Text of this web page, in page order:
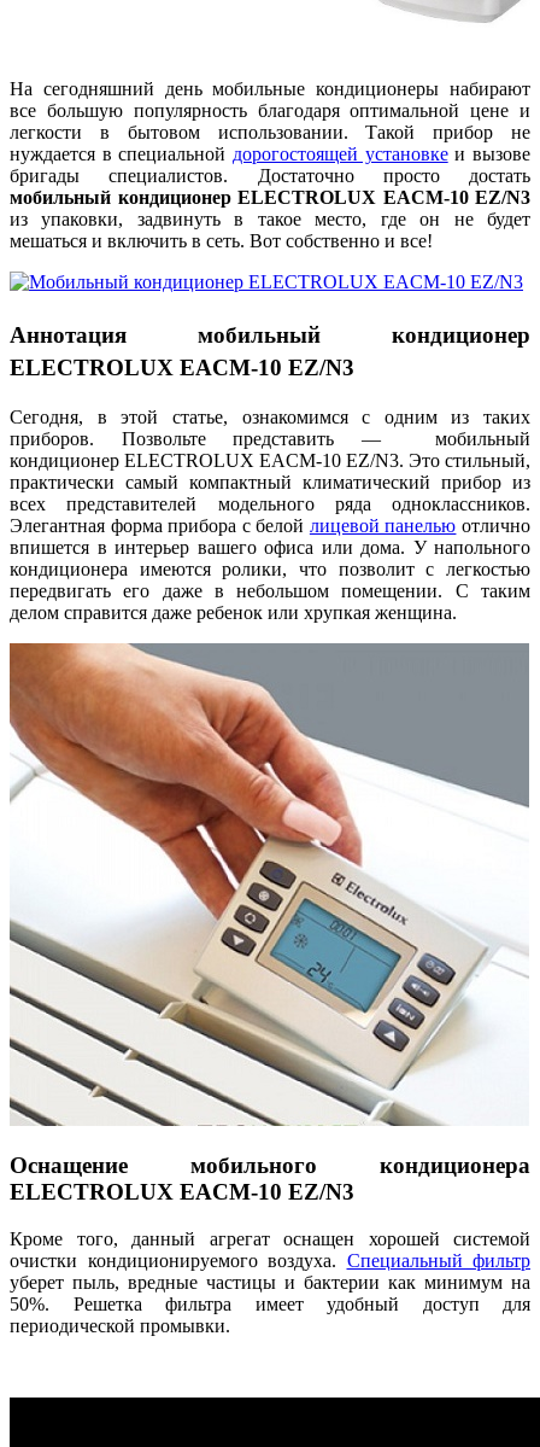
На сегодняшний день мобильные кондиционеры набирают
все большую популярность благодаря оптимальной цене и
легкости в бытовом использовании. Такой прибор не
нуждается в специальной дорогостоящей установкеи вызове
бригады специалистов. Достаточно просто достать
мобильный кондиционер ELECTROLUX EACM-10 EZ/N3
из упаковки, задвинуть в такое место, где он не будет
мешаться и включить в сеть. Вот собственно и все!
Аннотация мобильный кондиционер
ELECTROLUX EACM-10 EZ/N3
Сегодня, в этой статье, ознакомимся с одним из таких
приборов. Позвольте представить — мобильный
кондиционер ELECTROLUX EACM-10 EZ/N3. Это стильный,
практически самый компактный климатический прибор из
всех представителей модельного ряда одноклассников.
Элегантная форма прибора с белой лицевой панелью отлично
впишется в интерьер вашего офиса или дома. У напольного
кондиционера имеются ролики, что позволит с легкостью
передвигать его даже в небольшом помещении. С таким
делом справится даже ребенок или хрупкая женщина.
Оснащение мобильного кондиционера
ELECTROLUX EACM-10 EZ/N3
Кроме того, данный агрегат оснащен хорошей системой
очистки кондиционируемого воздуха. Специальный фильтр
уберет пыль, вредные частицы и бактерии как минимум на
50%. Решетка фильтра имеет удобный доступ для
периодической промывки.